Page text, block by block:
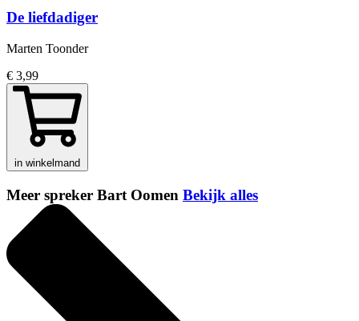
De liefdadiger
Marten Toonder
€ 3,99
in winkelmand
Meer spreker Bart Oomen Bekijk alles